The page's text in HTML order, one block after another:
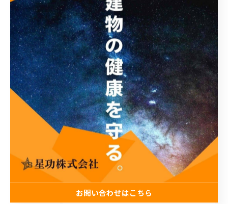
-----------------------------------------------------------------
---
その他 工事・星功ブログ
< 前のページ 一覧に戻る 次のページ >
カテゴリー Categories
全てのカテゴリー
塗装
お問い合わせはこちら